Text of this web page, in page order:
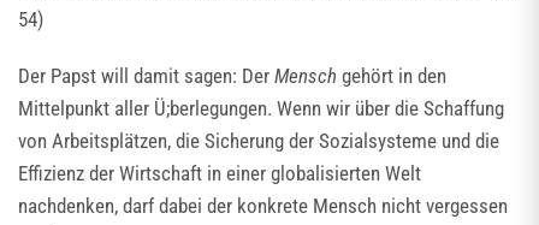
54)
Der Papst will damit sagen: Der Mensch gehört in den
Mittelpunkt aller Ü;berlegungen. Wenn wir über die Schaffung
von Arbeitsplätzen, die Sicherung der Sozialsysteme und die
Effizienz der Wirtschaft in einer globalisierten Welt
nachdenken, darf dabei der konkrete Mensch nicht vergessen